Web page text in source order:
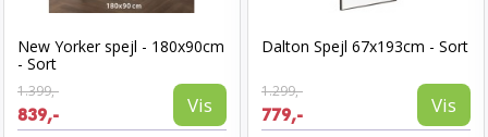
New Yorker spejl - 180x90cm
- Sort
1.399,-
839,- Vis
Dalton Spejl 67x193cm - Sort
1.299,-
779,- Vis